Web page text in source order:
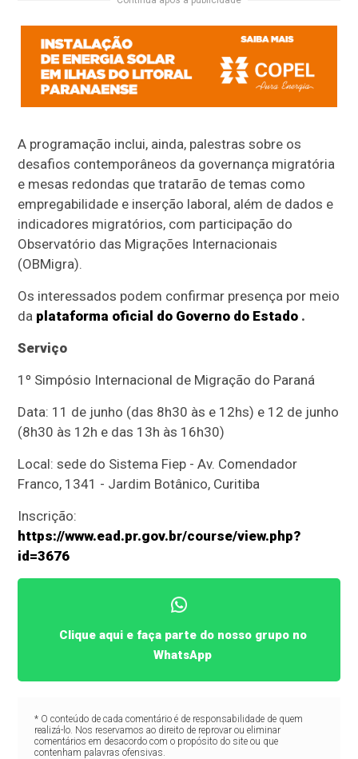
A programação inclui, ainda, palestras sobre os
desafios contemporâneos da governança migratória
e mesas redondas que tratarão de temas como
empregabilidade e inserção laboral, além de dados e
indicadores migratórios, com participação do
Observatório das Migrações Internacionais
(OBMigra).
Os interessados podem confirmar presença por meio
da plataforma oficial do Governo do Estado .
Serviço
1º Simpósio Internacional de Migração do Paraná
Data: 11 de junho (das 8h30 às e 12hs) e 12 de junho
(8h30 às 12h e das 13h às 16h30)
Local: sede do Sistema Fiep - Av. Comendador
Franco, 1341 - Jardim Botânico, Curitiba
Inscrição:
https://www.ead.pr.gov.br/course/view.php?
id=3676
Clique aqui e faça parte do nosso grupo no
WhatsApp
* O conteúdo de cada comentário é de responsabilidade de quem
realizá-lo. Nos reservamos ao direito de reprovar ou eliminar
comentários em desacordo com o propósito do site ou que
contenham palavras ofensivas.